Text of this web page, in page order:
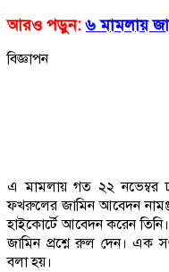
আরও পড়ুন:৬ মামলায়
বিজ্ঞাপন
এ মামলায় গত ২২ নভেম্বর
ফখরুলের জামিন আবেদন
হাইকোর্টে আবেদন করেন
জামিন প্রশ্নে রুল দেন। এক
বলা হয়।